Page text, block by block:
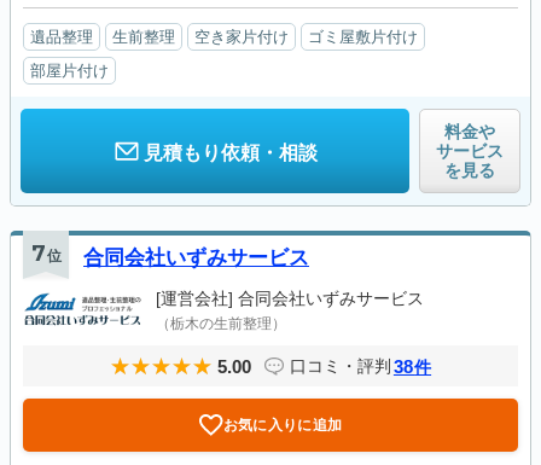
遺品整理 生前整理 空き家片付け
ゴミ屋敷片付け
部屋片付け
見積もり依頼・相談
料金や
サービス
を見る
7位 合同会社いずみサービス
[運営会社] 合同会社いずみサービス
（栃木の生前整理）
5.00 口コミ・評判 38件
お気に入りに追加